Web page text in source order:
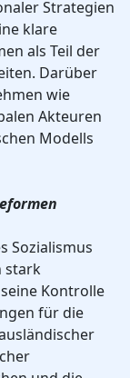
Strategien
klare
als Teil der
Darüber
wie
Akteuren
Modells
Sozialismus
stark
Kontrolle
für die